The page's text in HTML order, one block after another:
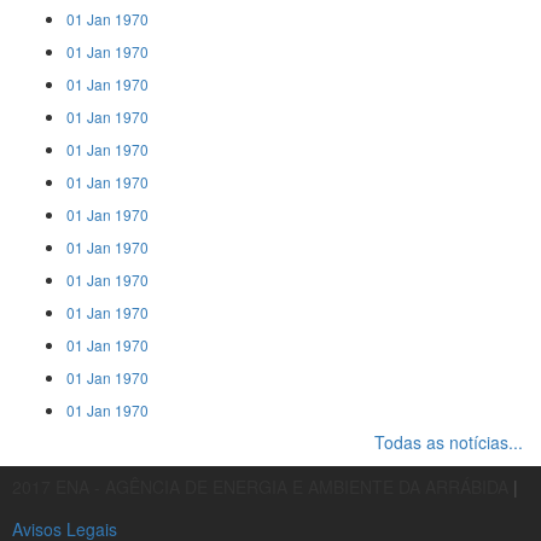
01 Jan 1970
01 Jan 1970
01 Jan 1970
01 Jan 1970
01 Jan 1970
01 Jan 1970
01 Jan 1970
01 Jan 1970
01 Jan 1970
01 Jan 1970
01 Jan 1970
01 Jan 1970
01 Jan 1970
Todas as notícias...
|
Avisos Legais